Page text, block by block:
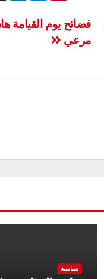
فضائح يوم القيامة
مرعي
سياسية